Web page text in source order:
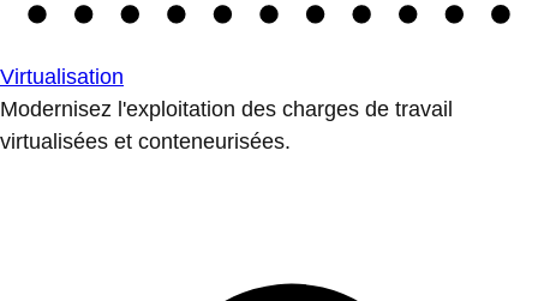
Virtualisation
Modernisez l'exploitation des charges de travail
virtualisées et conteneurisées.